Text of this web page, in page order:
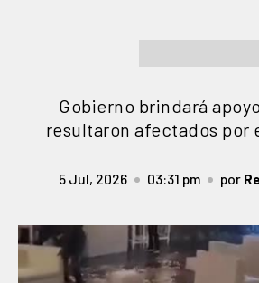
Gobierno brindará
resultaron afectados por
5 Jul, 2026 03:31 pm por